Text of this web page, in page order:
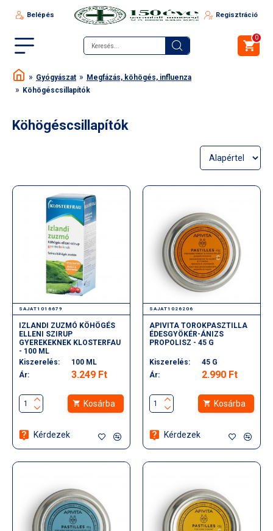
Belépés Regisztráció
0
Gyógyászat
Megfázás, köhögés, influenza
Köhögéscsillapítók
Köhögéscsillapítók
SAJAT1016679
IZLANDI ZUZMÓ KÖHÖGÉS
ELLENI SZIRUP
GYEREKEKNEK KLOSTERFAU
- 100 ML
Kiszerelés:
100 ML
Ár:
3.249 Ft
Kosárba
Kérdezek
SAJAT1026206
APIVITA TOROKPASZTILLA
ÉDESGYÖKÉR-ÁNIZS
PROPOLISZ - 45 G
Kiszerelés:
45 G
Ár:
2.990 Ft
Kosárba
Kérdezek